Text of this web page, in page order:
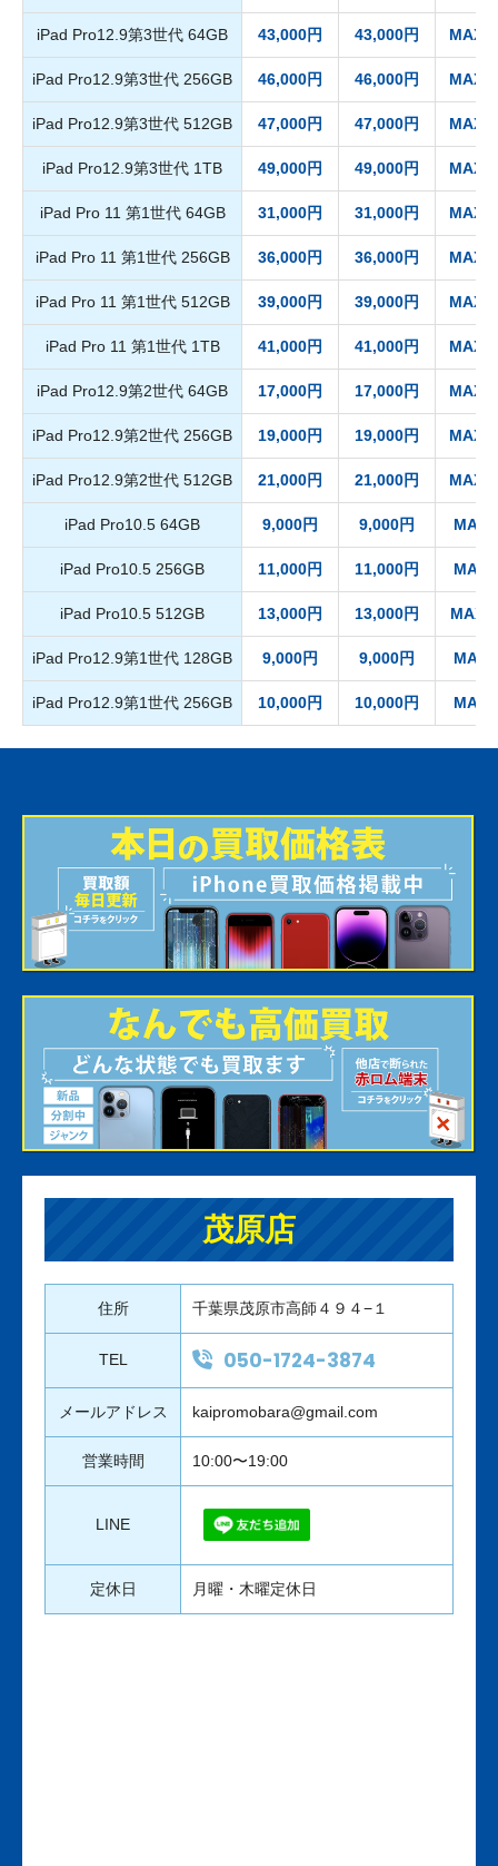
iPad Pro12.9第3世代 64GB 43,000円 43,000円 MAX
iPad Pro12.9第3世代 256GB 46,000円 46,000円 MAX
iPad Pro12.9第3世代 512GB 47,000円 47,000円 MAX
iPad Pro12.9第3世代 1TB 49,000円 49,000円 MAX
iPad Pro 11 第1世代 64GB 31,000円 31,000円 MAX
iPad Pro 11 第1世代 256GB 36,000円 36,000円 MAX
iPad Pro 11 第1世代 512GB 39,000円 39,000円 MAX
iPad Pro 11 第1世代 1TB 41,000円 41,000円 MAX
iPad Pro12.9第2世代 64GB 17,000円 17,000円 MAX
iPad Pro12.9第2世代 256GB 19,000円 19,000円 MAX
iPad Pro12.9第2世代 512GB 21,000円 21,000円 MAX
iPad Pro10.5 64GB 9,000円 9,000円 MAX
iPad Pro10.5 256GB 11,000円 11,000円 MAX
iPad Pro10.5 512GB 13,000円 13,000円 MAX
iPad Pro12.9第1世代 128GB 9,000円 9,000円 MAX
iPad Pro12.9第1世代 256GB 10,000円 10,000円 MAX
茂原店
住所 千葉県茂原市高師４９４−１
TEL 050-1724-3874
メールアドレス kaipromobara@gmail.com
営業時間 10:00〜19:00
LINE
定休日 月曜・木曜定休日